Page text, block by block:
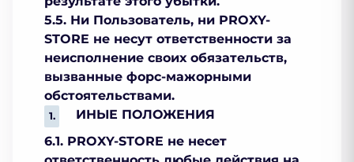
5.5. Ни Пользователь, ни PROXY-
STORE не несут ответственности за
неисполнение своих обязательств,
вызванные форс-мажорными
обстоятельствами.
ИНЫЕ ПОЛОЖЕНИЯ
6.1. PROXY-STORE не несет